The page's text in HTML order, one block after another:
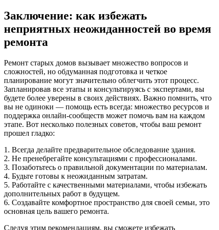
Заключение: как избежать
неприятных неожиданностей во время
ремонта
Ремонт старых домов вызывает множество вопросов и
сложностей, но обдуманная подготовка и четкое
планирование могут значительно облегчить этот процесс.
Запланировав все этапы и консультируясь с экспертами, вы
будете более уверены в своих действиях. Важно помнить, что
вы не одиноки — помощь есть всегда: множество ресурсов и
поддержка онлайн-сообществ может помочь вам на каждом
этапе. Вот несколько полезных советов, чтобы ваш ремонт
прошел гладко:
1. Всегда делайте предварительное обследование здания.
2. Не пренебрегайте консультациями с профессионалами.
3. Позаботьтесь о правильной документации по материалам.
4. Будьте готовы к неожиданным затратам.
5. Работайте с качественными материалами, чтобы избежать
дополнительных работ в будущем.
6. Создавайте комфортное пространство для своей семьи, это
основная цель вашего ремонта.
Следуя этим рекомендациям, вы сможете избежать